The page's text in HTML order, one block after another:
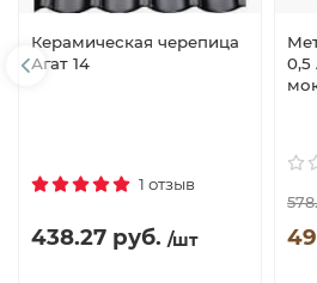
Керамическая черепица
Агат 14
1 отзыв
438.27 руб. /шт
0,5